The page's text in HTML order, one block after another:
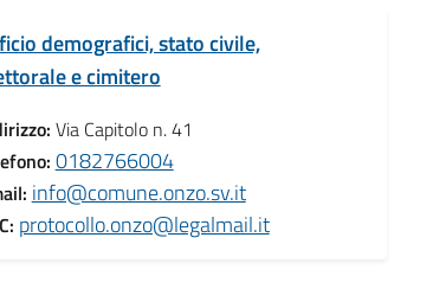
demografici, stato civile,
e cimitero
Via Capitolo n. 41
0182766004
info@comune.onzo.sv.it
protocollo.onzo@legalmail.it